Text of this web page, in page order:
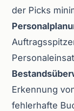
der Picks
Erkennung
fehlerhafte